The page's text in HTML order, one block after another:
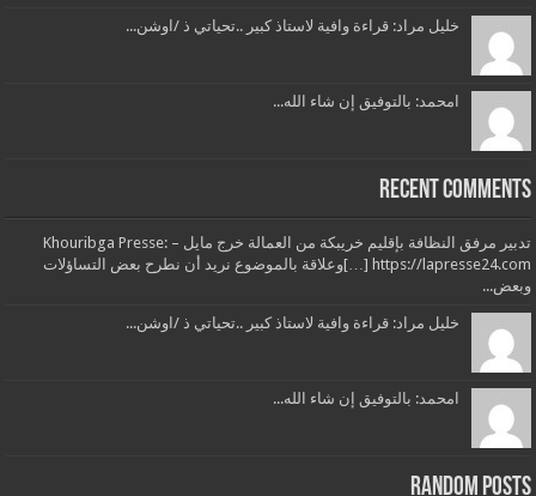
خليل مراد: قراءة وافية لاستاذ كبير ..تحياتي ذ /اوشن...
امحمد: بالتوفيق إن شاء الله...
Recent Comments
تدبير مرفق النظافة بإقليم خريبكة من العمالة خرج مايل – Khouribga Presse:
[…] https://lapresse24.comوعلاقة بالموضوع نريد أن نطرح بعض التساؤلات
وبعض...
خليل مراد: قراءة وافية لاستاذ كبير ..تحياتي ذ /اوشن...
امحمد: بالتوفيق إن شاء الله...
Random Posts